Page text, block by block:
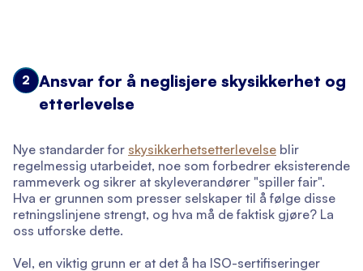
2
Ansvar for å neglisjere skysikkerhet og
etterlevelse
Nye standarder for skysikkerhetsetterlevelse blir
regelmessig utarbeidet, noe som forbedrer eksisterende
rammeverk og sikrer at skyleverandører "spiller fair".
Hva er grunnen som presser selskaper til å følge disse
retningslinjene strengt, og hva må de faktisk gjøre? La
oss utforske dette.
Vel, en viktig grunn er at det å ha ISO-sertifiseringer